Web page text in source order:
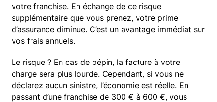
votre franchise. En échange de ce risque
supplémentaire que vous prenez, votre prime
d’assurance diminue. C’est un avantage immédiat sur
vos frais annuels.
Le risque ? En cas de pépin, la facture à votre
charge sera plus lourde. Cependant, si vous ne
déclarez aucun sinistre, l’économie est réelle. En
passant d’une franchise de 300 € à 600 €, vous